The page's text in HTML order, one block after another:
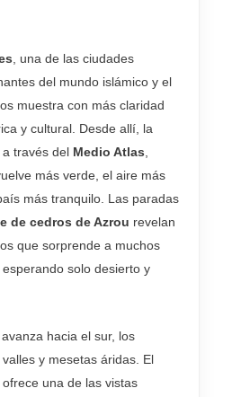
, una de las ciudades
del mundo islámico y el
muestra con más claridad
y cultural. Desde allí, la
través del Medio Atlas,
más verde, el aire más
más tranquilo. Las paradas
de cedros de Azrou revelan
que sorprende a muchos
solo desierto y
hacia el sur, los
y mesetas áridas. El
ofrece una de las vistas